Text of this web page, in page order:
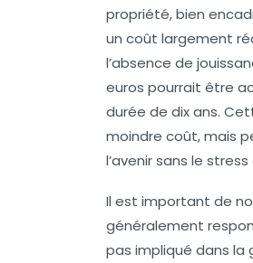
propriété, bien
un coût largement
l’absence de
euros pourrait être
durée de dix ans.
moindre coût, mais
l’avenir sans le
Il est important de
généralement
pas impliqué dans la